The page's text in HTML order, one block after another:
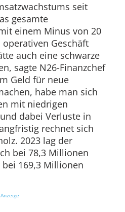
seit
gesamte
einem Minus von 20
Geschäft
auch eine schwarze
sagte N26-Finanzchef
Geld für neue
habe man sich
mit niedrigen
dabei Verluste in
rechnet sich
2023 lag der
bei 78,3 Millionen
bei 169,3 Millionen
Anzeige